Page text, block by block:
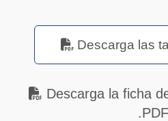
Descarga las
Descarga la ficha
.PDF